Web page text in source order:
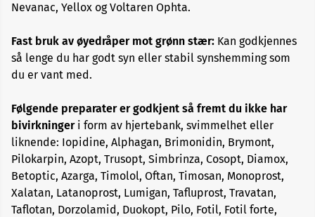
Kortisonpreparater
mot
fordøyelsesbesvær
Medisiner
mot
urinveisplager
eller
vannlatingsbesvær
Nevanac, Yellox og Voltaren Ophta.
Fast bruk av øyedråper mot grønn stær: Kan godkjennes
så lenge du har godt syn eller stabil synshemming som
du er vant med.
Følgende preparater er godkjent så fremt du ikke har
bivirkningeri form av hjertebank, svimmelhet eller
liknende: Iopidine, Alphagan, Brimonidin, Brymont,
Pilokarpin, Azopt, Trusopt, Simbrinza, Cosopt, Diamox,
Betoptic, Azarga, Timolol, Oftan, Timosan, Monoprost,
Xalatan, Latanoprost, Lumigan, Tafluprost, Travatan,
Taflotan, Dorzolamid, Duokopt, Pilo, Fotil, Fotil forte,